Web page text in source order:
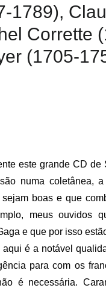
1789),
Corrette
(1705-
este grande CD de
numa coletânea,
boas e que
meus ouvidos
e que por isso
é a notável
para com os
é necessária.